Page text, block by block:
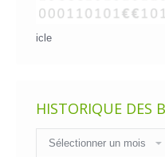
icle
HISTORIQUE DES
des